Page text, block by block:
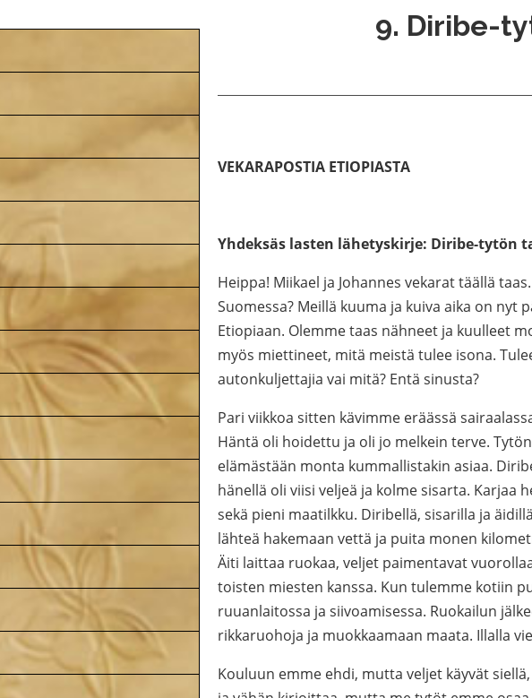
9. Diribe-
VEKARAPOSTIA ETIOPIASTA
Yhdeksäs lasten lähetyskirje: Diribe-tytön
Heippa! Miikael ja Johannes vekarat täällä
Suomessa? Meillä kuuma ja kuiva aika on nyt
Etiopiaan. Olemme taas nähneet ja kuulleet
myös miettineet, mitä meistä tulee isona.
autonkuljettajia vai mitä? Entä sinusta?
Pari viikkoa sitten kävimme eräässä
Häntä oli hoidettu ja oli jo melkein terve.
elämästään monta kummallistakin asiaa.
hänellä oli viisi veljeä ja kolme sisarta. Karjaa
sekä pieni maatilkku. Diribellä, sisarilla ja
lähteä hakemaan vettä ja puita monen
Äiti laittaa ruokaa, veljet paimentavat
toisten miesten kanssa. Kun tulemme kotiin
ruuanlaitossa ja siivoamisessa. Ruokailun
rikkaruohoja ja muokkaamaan maata. Illalla
Kouluun emme ehdi, mutta veljet käyvät